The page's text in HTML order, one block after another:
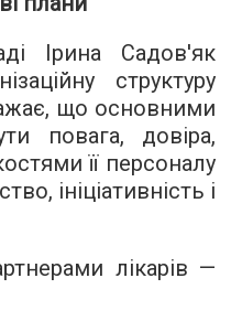
Ірина Садов'як
структуру
що основними
повага, довіра,
її персоналу
ініціативність і
лікарів —